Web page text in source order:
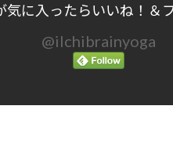
気に入ったらいいね！＆
@ilchibrainyoga